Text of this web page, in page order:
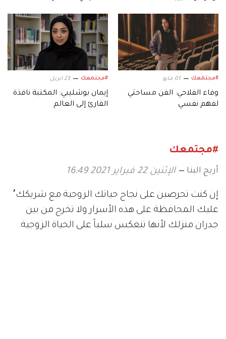
#مجتمعك 01 مايو
وفاء الفلاحي: الفن مساحتي
لفهم نفسي
#مجتمعك 23 ابريل
إيمان بوشليبي: المكتبة نافذة
القارئ إلى العالم
#مجتمعك
أريج البنا الإثنين 22 فبراير 2021 16:49
إن كنت تحرصين على نجاح حياتك الزوجية مع شريكك٬
عليك المحافظة على هذه الأسرار ولا تخرج من بين
جدران منزلك لأنها تنعكس سلباً على الحياة الزوجية.